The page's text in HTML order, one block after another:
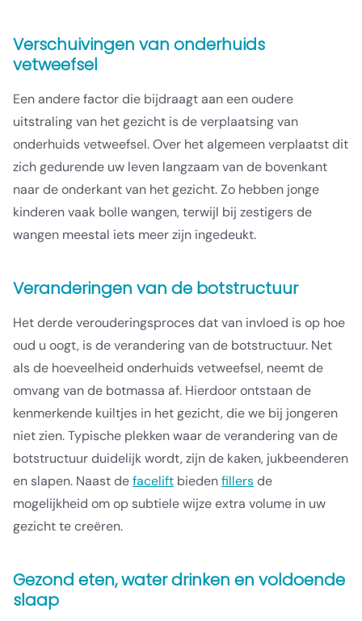
Verschuivingen van onderhuids
vetweefsel
Een andere factor die bijdraagt aan een oudere
uitstraling van het gezicht is de verplaatsing van
onderhuids vetweefsel. Over het algemeen verplaatst dit
zich gedurende uw leven langzaam van de bovenkant
naar de onderkant van het gezicht. Zo hebben jonge
kinderen vaak bolle wangen, terwijl bij zestigers de
wangen meestal iets meer zijn ingedeukt.
Veranderingen van de botstructuur
Het derde verouderingsproces dat van invloed is op hoe
oud u oogt, is de verandering van de botstructuur. Net
als de hoeveelheid onderhuids vetweefsel, neemt de
omvang van de botmassa af. Hierdoor ontstaan de
kenmerkende kuiltjes in het gezicht, die we bij jongeren
niet zien. Typische plekken waar de verandering van de
botstructuur duidelijk wordt, zijn de kaken, jukbeenderen
en slapen. Naast defacelift biedenfillersde
mogelijkheid om op subtiele wijze extra volume in uw
gezicht te creëren.
Gezond eten, water drinken en voldoende
slaap